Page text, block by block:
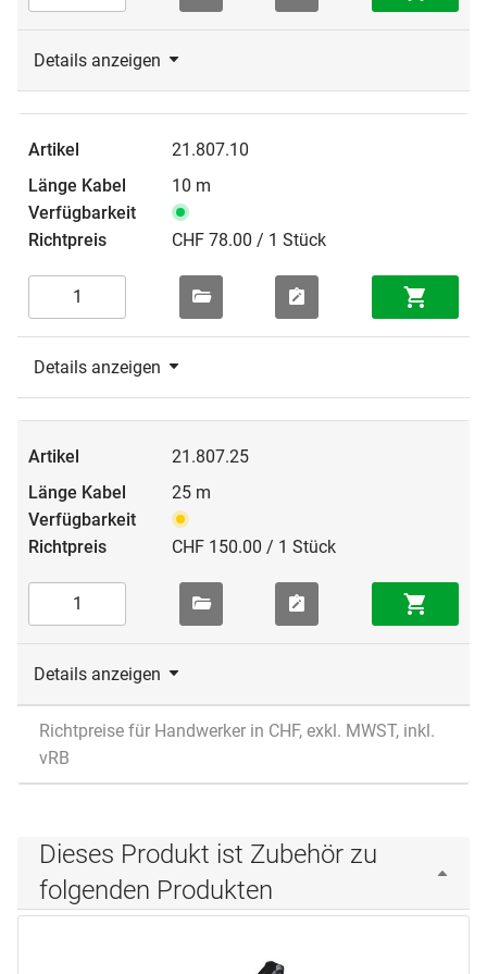
Details anzeigen
21.807.10
10 m
CHF 78.00 / 1 Stück
Details anzeigen
21.807.25
25 m
CHF 150.00 / 1 Stück
Details anzeigen
Richtpreise für Handwerker in CHF, exkl. MWST, inkl.
vRB
Dieses Produkt ist Zubehör zu
folgenden Produkten